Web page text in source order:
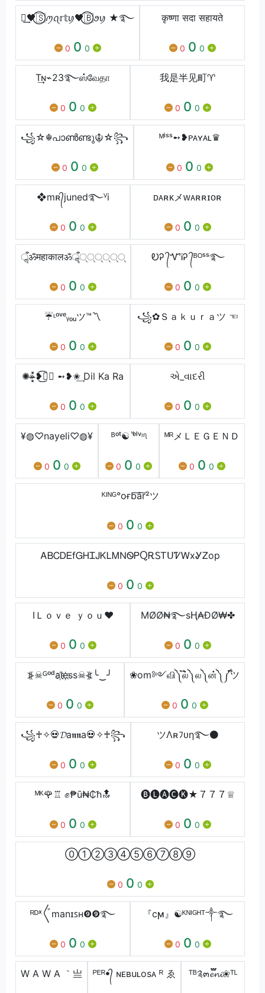
༒͢🖤⃝🇸ꪑꪖ𝕣𝕥ꪗ🖤⃝🇧ꪮꪗ ★࿐
0 0 0
कृष्णा सदा सहायते
0 0 0
T͢ɴ⌁23࿐ஸ்வேதா
0 0 0
我是半见町♈
0 0 0
꧁☆☬പാൺണ്ടു☬☆꧂
0 0 0
ᴹⁱˢˢ➻❥ᴘᴀʏᴀʟ♛
0 0 0
❖mʀ᭄juned࿐ⱽi
0 0 0
ᴅᴀʀᴋメᴡᴀʀʀɪᴏʀ
0 0 0
ॢऀॐमहाकालॐॣऀ््््््
0 0 0
ᎧᎮ ᭄ᏉᎥᎮ ᭄ᴮᴼˢˢ࿐
0 0 0
☔️ᶫᵒᵛᵉᵧₒᵤツ™〽️
0 0 0
꧁✿Ｓａｋｕｒａツ ☜
0 0 0
✺»̶̶͓͓̽̽❥͜͜͡͡◎⃝ ➻❥✬͢ Dil Ka Ra
0 0 0
એ_વાદરી
0 0 0
¥◍♡nayeli♡◍¥
0 0 0
ᴮᵒᵗ☯︎ ⷨᵉˡᵛᶦᶯ
0 0 0
ᴹᴿメＬＥＧＥＮＤ
0 0 0
ᴷᴵᴺᴳ°oғb͠a͠r²ツ
0 0 0
ᎪᏴᏟᎠᎬfᏀᎻᏆᎫᏦᏞᎷΝᏫᏢႭᎡᏚᎢᑌᏤᎳxᎽᏃop
0 0 0
IＬｏｖｅ ｙｏｕ❤
0 0 0
MØØ₦࿐sⱧ₳ĐØ₩✤
0 0 0
⦕☠ᴳᵒᵈal҉e҉ss☠⦖╰‿╯
0 0 0
❀om༻வி༽ ֟ல்༽ ல༽ ன்༽ ༼֟ツ
0 0 0
꧁♰✧💀𝓓a𝖓𝖓a💀✧♰꧂
0 0 0
ツΛʀﾌᴜη࿐⚫
0 0 0
ᴹᴷ🌹♖ ✊₱ū₦₵ħ🔝
0 0 0
🅑🅛🅐🅒🅚★７７７♕
0 0 0
⓪①②③④⑤⑥⑦⑧⑨
0 0 0
ᴿᴰˣ〲manɪꜱʜ❾❾࿐
0 0 0
『cϻ』☯ᴷᴺᴵᴳᴴᵀ༒࿐
0 0 0
W A W A ｀亗 ᴾᴱᴿꔷ᭄ ɴᴇʙuʟosᴀ ᴿ ゑ ᵀᴮ༉๓𝓮፝֟፝֟𝓷𝓲❀ᵀᴸ